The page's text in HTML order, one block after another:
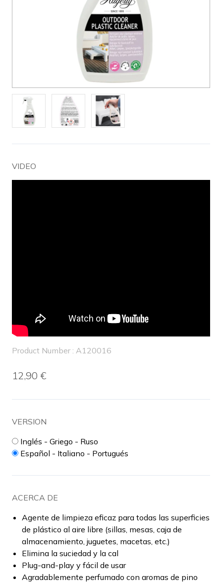
VIDEO
Product Number : A120016
12,90 €
VERSION
Inglés - Griego - Ruso
Español - Italiano - Portugués
ACERCA DE
Agente de limpieza eficaz para todas las superficies
de plástico al aire libre (sillas, mesas, caja de
almacenamiento, juguetes, macetas, etc.)
Elimina la suciedad y la cal
Plug-and-play y fácil de usar
Agradablemente perfumado con aromas de pino